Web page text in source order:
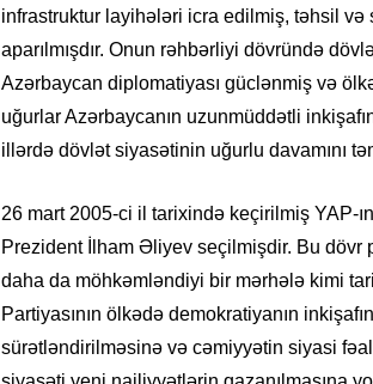
infrastruktur layihələri icra edilmiş, təhsil
aparılmışdır. Onun rəhbərliyi dövründə
Azərbaycan diplomatiyası güclənmiş və
uğurlar Azərbaycanın uzunmüddətli
illərdə dövlət siyasətinin uğurlu davamını
26 mart 2005-ci il tarixində keçirilmiş YAP-
Prezident İlham Əliyev seçilmişdir. Bu dövr
daha da möhkəmləndiyi bir mərhələ kimi
Partiyasının ölkədə demokratiyanın
sürətləndirilməsinə və cəmiyyətin siyasi
14.05.2026- 10:58 346
“ABŞ və Qərb Çinin daha da
istəmir”- VİDEO